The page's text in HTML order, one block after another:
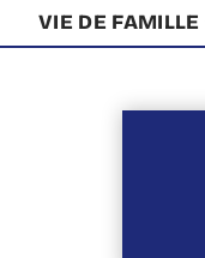
VIE DE FAMILLE